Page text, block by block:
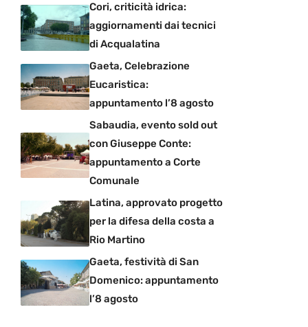
Cori, criticità idrica:
aggiornamenti dai tecnici
di Acqualatina
Gaeta, Celebrazione
Eucaristica:
appuntamento l’8 agosto
Sabaudia, evento sold out
con Giuseppe Conte:
appuntamento a Corte
Comunale
Latina, approvato progetto
per la difesa della costa a
Rio Martino
Gaeta, festività di San
Domenico: appuntamento
l’8 agosto